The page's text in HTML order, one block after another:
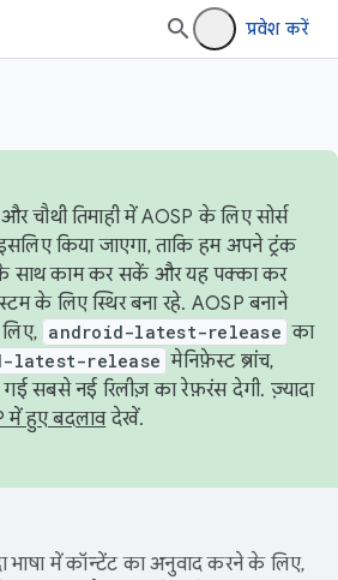
प्रवेश करें
चौथी तिमाही में AOSP के लिए सोर्स
किया जाएगा, ताकि हम अपने ट्रंक
साथ काम कर सकें और यह पक्का कर
के लिए स्थिर बना रहे. AOSP बनाने
android-latest-release का
latest-release मेनिफ़ेस्ट ब्रांच,
सबसे नई रिलीज़ का रेफ़रंस देगी. ज़्यादा
में हुए बदलावदेखें.
में कॉन्टेंट का अनुवाद करने के लिए,